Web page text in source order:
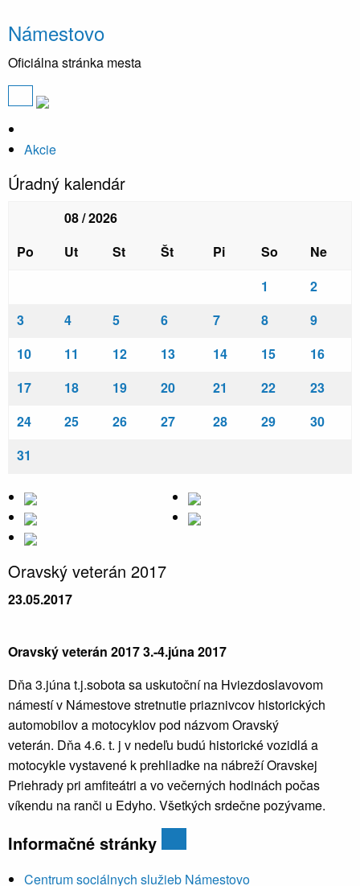
Námestovo
Oficiálna stránka mesta
Akcie
Úradný kalendár
08 / 2026
Po
Ut St Št Pi So
Ne
1
2
3
4 5 6 7 8
9
10
11 12 13 14 15
16
17
18 19 20 21 22
23
24
25 26 27 28 29
30
31
Oravský veterán 2017
23.05.2017
Oravský veterán 2017 3.-4.júna 2017
Dňa 3.júna t.j.sobota sa uskutoční na Hviezdoslavovom
námestí v Námestove stretnutie priaznivcov historických
automobilov a motocyklov pod názvom Oravský
veterán. Dňa 4.6. t. j v nedeľu budú historické vozidlá a
motocykle vystavené k prehliadke na nábreží Oravskej
Priehrady pri amfiteátri a vo večerných hodinách počas
víkendu na ranči u Edyho. Všetkých srdečne pozývame.
Informačné stránky
Centrum sociálnych služieb Námestovo